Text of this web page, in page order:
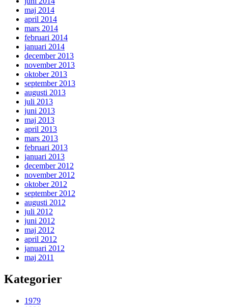
maj 2014
april 2014
mars 2014
februari 2014
januari 2014
december 2013
november 2013
oktober 2013
september 2013
augusti 2013
juli 2013
juni 2013
maj 2013
april 2013
mars 2013
februari 2013
januari 2013
december 2012
november 2012
oktober 2012
september 2012
augusti 2012
juli 2012
juni 2012
maj 2012
april 2012
januari 2012
maj 2011
Kategorier
1979